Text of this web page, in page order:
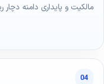
مالکیت و پایداری دامنه
04